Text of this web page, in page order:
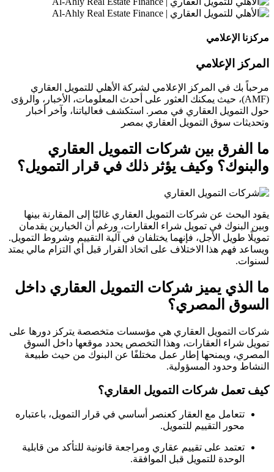
مركزنا الإعلامي
المركز الإعلامي
مرحباً بك في المركز الإعلامي لشركة الأهلي للتمويل العقاري
(AMF)، حيث يمكنك العثور على أحدث المعلومات، الأخبار، والرؤى
حول التمويل العقاري في مصر. استكشف فعالياتنا، وآخر أخبار
وتحديثات سوق التمويل العقاري بمصر
ما الفرق بين شركات التمويل العقاري
والبنوك؟ وكيف يؤثر ذلك في قرار التمويل؟
يقود البحث عن شركات التمويل العقاري غالبًا إلى المقارنة بينها
وبين البنوك في تمويل شراء العقارات، ورغم أن الخيارين يقدمان
تمويلًا طويل الأجل، فإنهما يختلفان في آلية التقييم وشروط التمويل.
ويساعد فهم هذا الاختلاف على اتخاذ القرار قبل أي التزام مالي يمتد
لسنوات.
ما الذي يميز شركات التمويل العقاري داخل
السوق المصري؟
شركات التمويل العقاري هي مؤسسات متخصصة يتركز دورها على
تمويل شراء العقارات، وهذا التخصص يحدد موقعها داخل السوق
المصري، ويمنحها إطار عمل مختلفًا عن البنوك من حيث طبيعة
النشاط وحدود المسؤولية.
كيف تعمل شركات التمويل العقاري؟
تتعامل مع العقار كعنصر أساسي في قرار التمويل، باعتباره
محور التقييم للتمويل.
تعتمد على تقييم عقاري ومراجعة قانونية للتأكد من قابلية
الوحدة للتمويل قبل الموافقة.